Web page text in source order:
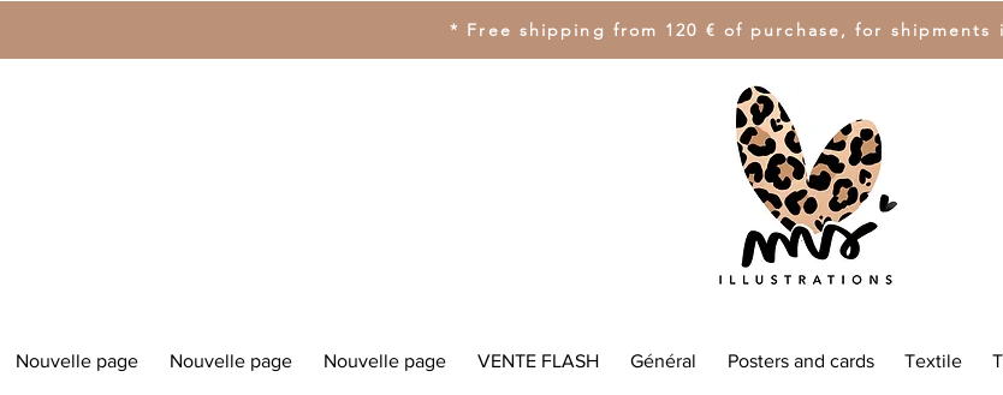
* Free shipping from 120 € of purchase, for shipments
Nouvelle page Nouvelle page Nouvelle page VENTE FLASH Général Posters and cards Textile